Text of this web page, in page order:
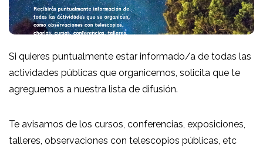
Si quieres puntualmente estar informado/a de todas las
actividades públicas que organicemos, solicita que te
agreguemos a nuestra lista de difusión.
Te avisamos de los cursos, conferencias, exposiciones,
talleres, observaciones con telescopios públicas, etc